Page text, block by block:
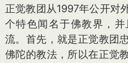
正觉教团从1997年公开对
个特色闻名于佛教界，
流。首先，就是正觉教团
佛陀的教法，所以在正觉